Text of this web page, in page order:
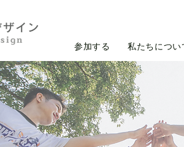
イン​​​
参加する 私たちについ